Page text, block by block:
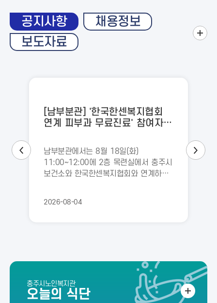
공지사항
채용정보
보도자료
[남부분관] '한국한센복지협회
연계 피부과 무료진료' 참여자
남부분관에서는 8월 18일(화)
11:00~12:00에 2층 목련실에서 충주시
보건소와 한국한센복지협회와 연계하여
2026-08-04
충주시노인복지관
오늘의 식단